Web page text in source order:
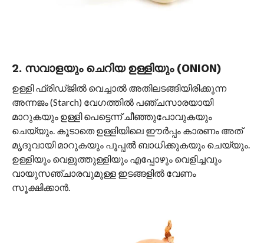
2. സവാളയും ചെറിയ ഉള്ളിയും (ONION)
ഉള്ളി ഫ്രിഡ്ജിൽ വെച്ചാൽ അതിലടങ്ങിയിരിക്കുന്ന
അന്നജം (Starch) വേഗത്തിൽ പഞ്ചസാരയായി
മാറുകയും ഉള്ളി പെട്ടെന്ന് ചീഞ്ഞുപോവുകയും
ചെയ്യും. കൂടാതെ ഉള്ളിയിലെ ഈർപ്പം കാരണം അത്
മൃദുവായി മാറുകയും പൂപ്പൽ ബാധിക്കുകയും ചെയ്യും.
ഉള്ളിയും വെളുത്തുള്ളിയും എപ്പോഴും വെളിച്ചവും
വായുസഞ്ചാരവുമുള്ള ഇടങ്ങളിൽ വേണം
സൂക്ഷിക്കാൻ.